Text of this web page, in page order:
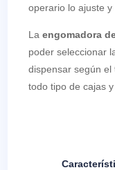
operario lo ajuste y
Laengomadora
poder seleccionar
dispensar según
todo tipo de cajas